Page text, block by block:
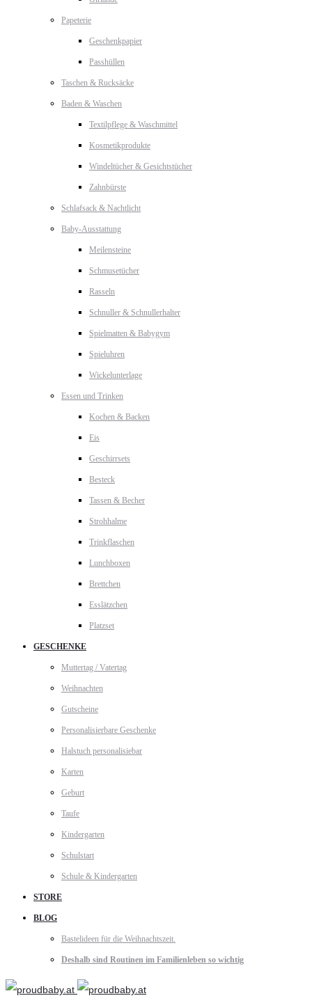
Papeterie
Geschenkpapier
Passhüllen
Taschen & Rucksäcke
Baden & Waschen
Textilpflege & Waschmittel
Kosmetikprodukte
Windeltücher & Gesichtstücher
Zahnbürste
Schlafsack & Nachtlicht
Baby-Ausstattung
Meilensteine
Schmusetücher
Rasseln
Schnuller & Schnullerhalter
Spielmatten & Babygym
Spieluhren
Wickelunterlage
Essen und Trinken
Kochen & Backen
Eis
Geschirrsets
Besteck
Tassen & Becher
Strohhalme
Trinkflaschen
Lunchboxen
Brettchen
Esslätzchen
Platzset
GESCHENKE
Muttertag / Vatertag
Weihnachten
Gutscheine
Personalisierbare Geschenke
Halstuch personalisiebar
Karten
Geburt
Taufe
Kindergarten
Schulstart
Schule & Kindergarten
STORE
BLOG
Bastelideen für die Weihnachtszeit.
Deshalb sind Routinen im Familienleben so wichtig